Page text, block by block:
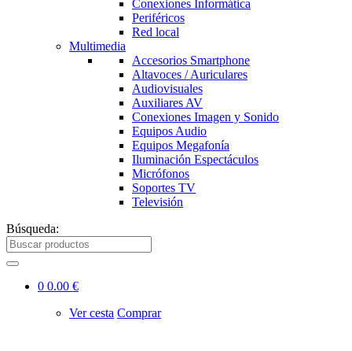
Conexiones Informática
Periféricos
Red local
Multimedia
Accesorios Smartphone
Altavoces / Auriculares
Audiovisuales
Auxiliares AV
Conexiones Imagen y Sonido
Equipos Audio
Equipos Megafonía
Iluminación Espectáculos
Micrófonos
Soportes TV
Televisión
Búsqueda:
0 0.00 €
Ver cesta Comprar